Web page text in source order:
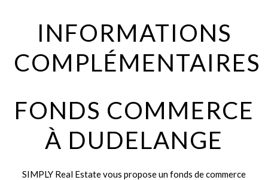
INFORMATIONS
COMPLÉMENTAIRES
FONDS COMMERCE
À DUDELANGE
SIMPLY Real Estate vous propose un fonds de commerce